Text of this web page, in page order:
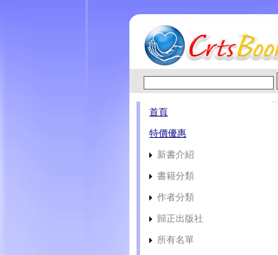
首頁
特價優惠
新書介紹
書籍分類
作者分類
歸正出版社
所有名單